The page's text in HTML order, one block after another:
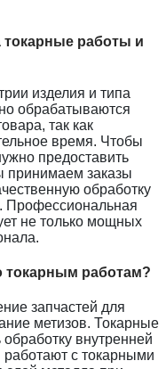
токарные работы и
изделия и типа
обрабатываются
так как
время. Чтобы
предоставить
принимаем заказы
обработку
Профессиональная
не только мощных
токарным работам?
запчастей для
метизов. Токарные
внутренней
с токарными